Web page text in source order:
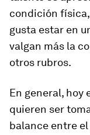
condición física,
gusta estar en
valgan más la
otros rubros.
En general, hoy
quieren ser
balance entre